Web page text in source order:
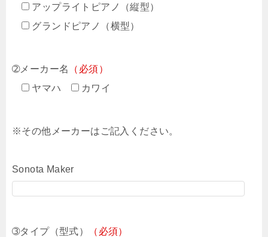
アップライトピアノ（縦型）
グランドピアノ（横型）
➁メーカー名
（必須）
ヤマハ
カワイ
※その他メーカーはご記入ください。
Sonota Maker
➂タイプ（型式）
（必須）